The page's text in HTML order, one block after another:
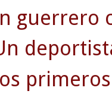
guerrero